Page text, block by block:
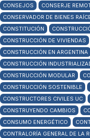
CONSEJOS
CONSERJE
CONSERVADOR DE BIENES
CONSTITUCIÓN
CONSTRUCCIÓN DE VIVIENDAS
CONSTRUCCIÓN EN ARGENTINA
CONSTRUCCIÓN
CONSTRUCCIÓN MODULAR
CONSTRUCCIÓN SOSTENIBLE
CONSTRUCTORES CIVILES UC
CONSTRUYENDO CAMBIOS
CONSUMO ENERGÉTICO
CONTRALORÍA GENERAL DE LA